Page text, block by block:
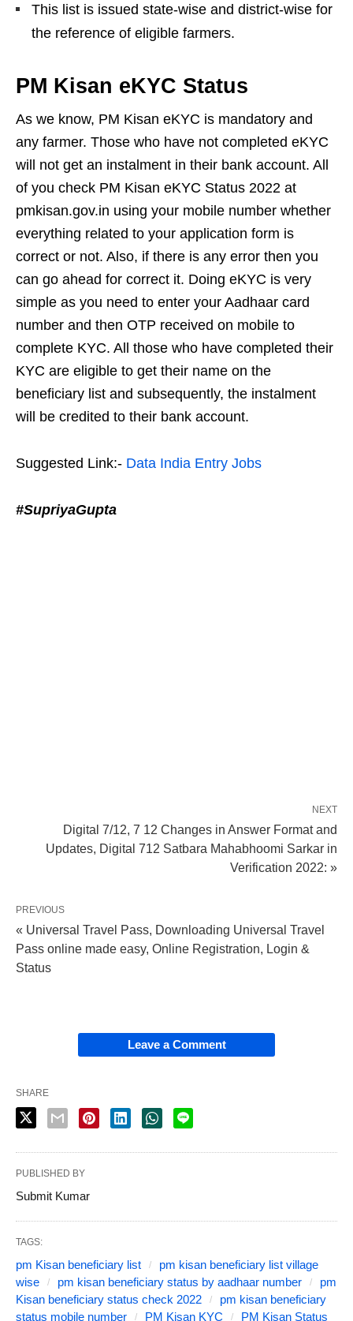
This list is issued state-wise and district-wise for
the reference of eligible farmers.
PM Kisan eKYC Status
As we know, PM Kisan eKYC is mandatory and
any farmer. Those who have not completed eKYC
will not get an instalment in their bank account. All
of you check PM Kisan eKYC Status 2022 at
pmkisan.gov.in using your mobile number whether
everything related to your application form is
correct or not. Also, if there is any error then you
can go ahead for correct it. Doing eKYC is very
simple as you need to enter your Aadhaar card
number and then OTP received on mobile to
complete KYC. All those who have completed their
KYC are eligible to get their name on the
beneficiary list and subsequently, the instalment
will be credited to their bank account.
Suggested Link:- Data India Entry Jobs
#SupriyaGupta
NEXT
Digital 7/12, 7 12 Changes in Answer Format and
Updates, Digital 712 Satbara Mahabhoomi Sarkar in
Verification 2022: »
PREVIOUS
« Universal Travel Pass, Downloading Universal Travel
Pass online made easy, Online Registration, Login &
Status
Leave a Comment
SHARE
PUBLISHED BY
Submit Kumar
TAGS:
pm Kisan beneficiary list
pm kisan beneficiary list village
wise
pm kisan beneficiary status by aadhaar number
pm
Kisan beneficiary status check 2022
pm kisan beneficiary
status mobile number
PM Kisan KYC PM Kisan Status